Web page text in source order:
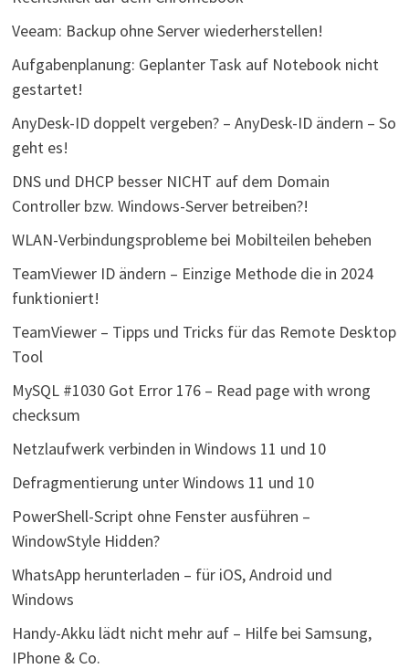
Veeam: Backup ohne Server wiederherstellen!
Aufgabenplanung: Geplanter Task auf Notebook nicht
gestartet!
AnyDesk-ID doppelt vergeben? – AnyDesk-ID ändern – So
geht es!
DNS und DHCP besser NICHT auf dem Domain
Controller bzw. Windows-Server betreiben?!
WLAN-Verbindungsprobleme bei Mobilteilen beheben
TeamViewer ID ändern – Einzige Methode die in 2024
funktioniert!
TeamViewer – Tipps und Tricks für das Remote Desktop
Tool
MySQL #1030 Got Error 176 – Read page with wrong
checksum
Netzlaufwerk verbinden in Windows 11 und 10
Defragmentierung unter Windows 11 und 10
PowerShell-Script ohne Fenster ausführen –
WindowStyle Hidden?
WhatsApp herunterladen – für iOS, Android und
Windows
Handy-Akku lädt nicht mehr auf – Hilfe bei Samsung,
IPhone & Co.